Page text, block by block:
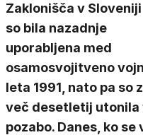
Zaklonišča v Sloveniji
so bila nazadnje
uporabljena med
osamosvojitveno
leta 1991, nato pa so
več desetletij utonila
pozabo. Danes, ko